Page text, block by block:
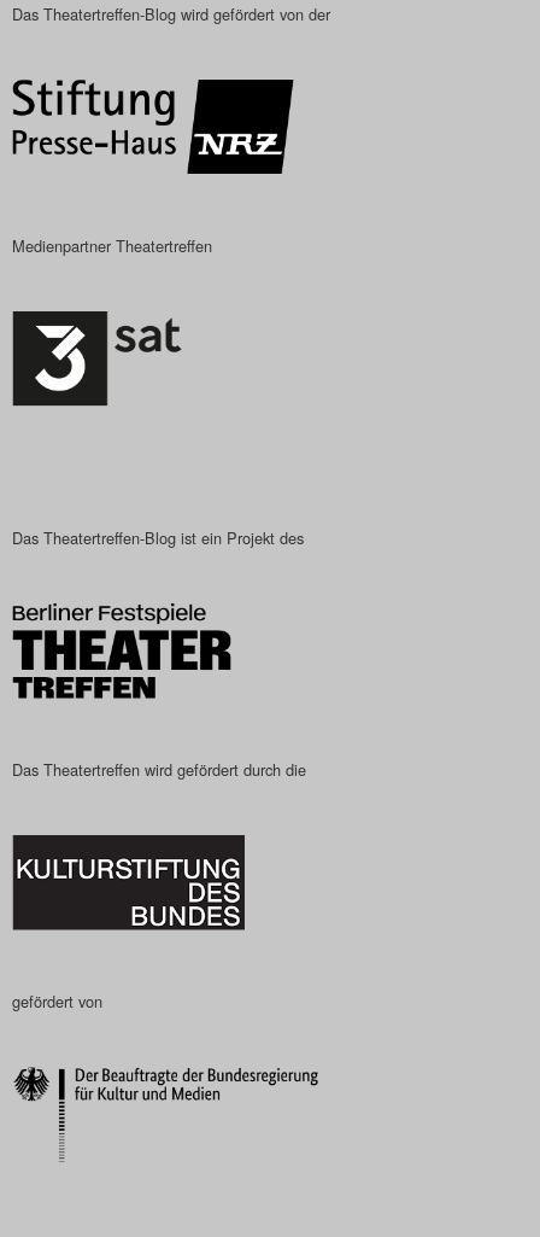
Das Theatertreffen-Blog wird gefördert von der
Medienpartner Theatertreffen
Das Theatertreffen-Blog ist ein Projekt des
Das Theatertreffen wird gefördert durch die
gefördert von